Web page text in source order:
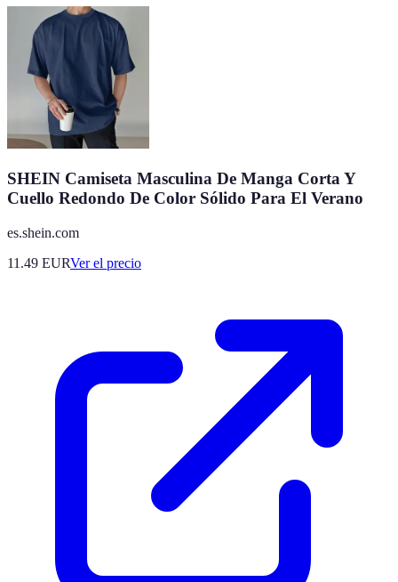
SHEIN Camiseta Masculina De Manga Corta Y
Cuello Redondo De Color Sólido Para El Verano
es.shein.com
11.49 EURVer el precio